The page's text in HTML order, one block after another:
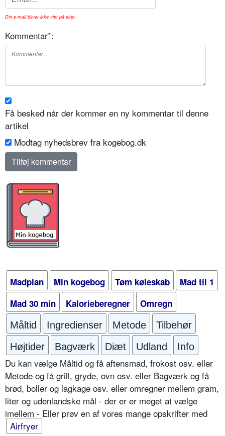
Din e-mail bliver ikke vist på sitet.
Kommentar*:
Få besked når der kommer en ny kommentar til denne
artikel
Modtag nyhedsbrev fra kogebog.dk
Madplan Min kogebog Tøm køleskab
Mad til 1
Mad 30 min
Kalorieberegner Omregn
Måltid Ingredienser Metode
Tilbehør
Højtider
Bagværk Diæt Udland Info
Du kan vælge Måltid og få aftensmad, frokost osv. eller
Metode og få grill, gryde, ovn osv. eller Bagværk og få
brød, boller og lagkage osv. eller omregner mellem gram,
liter og udenlandske mål - der er er meget at vælge
imellem - Eller prøv en af vores mange opskrifter med
Airfryer